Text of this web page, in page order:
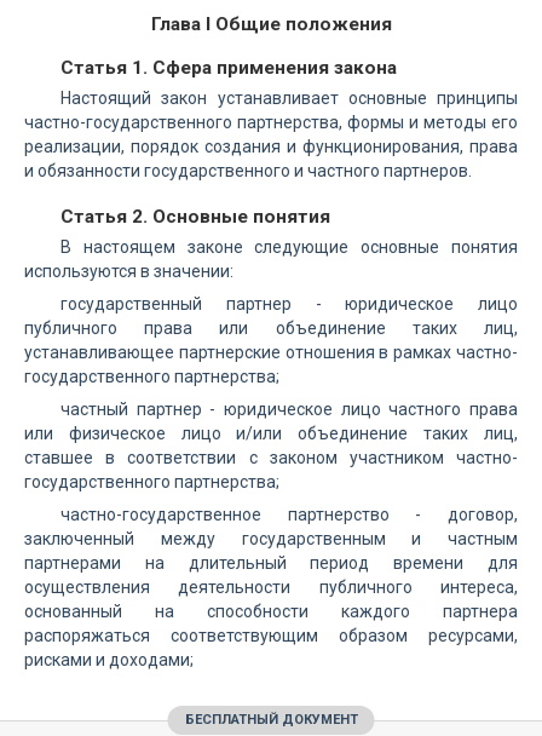
Глава I Общие положения
Статья 1. Сфера применения закона
Настоящий закон устанавливает основные принципы
частно-государственного партнерства, формы и методы его
реализации, порядок создания и функционирования, права
и обязанности государственного и частного партнеров.
Статья 2. Основные понятия
В настоящем законе следующие основные понятия
используются в значении:
государственный партнер - юридическое лицо
публичного права или объединение таких лиц,
устанавливающее партнерские отношения в рамках частно-
государственного партнерства;
частный партнер - юридическое лицо частного права
или физическое лицо и/или объединение таких лиц,
ставшее в соответствии с законом участником частно-
государственного партнерства;
частно-государственное партнерство - договор,
заключенный между государственным и частным
партнерами на длительный период времени для
осуществления деятельности публичного интереса,
основанный на способности каждого партнера
распоряжаться соответствующим образом ресурсами,
рисками и доходами;
БЕСПЛАТНЫЙ ДОКУМЕНТ